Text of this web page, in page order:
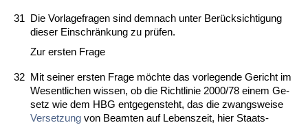
31 Die Vor­la­ge­fra­gen sind dem­nach un­ter Berück­sich­ti­gung
die­ser Ein­schränkung zu prüfen.
Zur ers­ten Fra­ge
32 Mit sei­ner ers­ten Fra­ge möch­te das vor­le­gen­de Ge­richt im
We­sent­li­chen wis­sen, ob die Richt­li­nie 2000/78 ei­nem Ge­
setz wie dem HBG ent­ge­gen­steht, das die zwangs­wei­se
Ver­set­zung von Be­am­ten auf Le­bens­zeit, hier Staats­